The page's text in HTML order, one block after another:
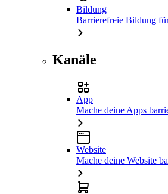
Bildung
Barrierefreie Bildung
Kanäle
App
Mache deine Apps
Website
Mache deine Website